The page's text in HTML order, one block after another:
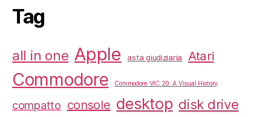
Tag
all in one Apple asta giudiziaria Atari
Commodore Commodore VIC 20: A Visual History
compatto console desktop disk drive